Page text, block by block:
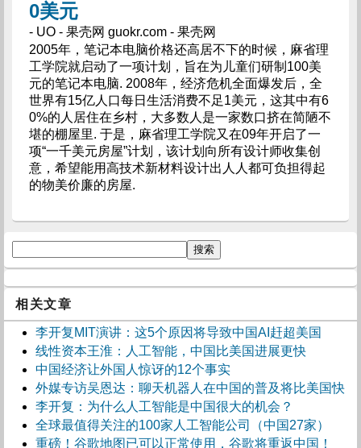
0美元
- UO - 果壳网 guokr.com - 果壳网
2005年，笔记本电脑价格还高居不下的时候，麻省理
工学院就启动了一项计划，旨在为儿童们研制100美
元的笔记本电脑. 2008年，经济危机全面爆发后，全
世界有15亿人口每日生活消费不足1美元，这其中有6
0%的人居住在乡村，大多数人是一家数口挤在简陋不
堪的棚屋里. 于是，麻省理工学院又在09年开启了一
项“一千美元房屋”计划，该计划向所有设计师收集创
意，希望能用高技术新材料设计出人人都可负担得起
的物美价廉的房屋.
相关文章
李开复MIT演讲：这5个原因将导致中国AI赶超美国
线性资本王淮：人工智能，中国比美国进展更快
中国经济让外国人惊讶的12个事实
外媒专访吴恩达：聊天机器人在中国的普及将比美国快
李开复：为什么人工智能是中国很大的机会？
全球最值得关注的100家人工智能公司（中国27家）
重磅！谷歌地图已可以正常使用，谷歌将重返中国！